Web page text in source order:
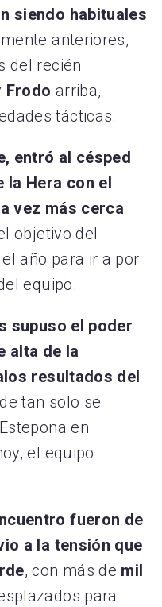
siendo habituales
anteriores,
del recién
Frodo arriba,
tácticas.
entró al césped
la Hera con el
vez más cerca
objetivo del
año para ir a por
equipo.
supuso el poder
alta de la
resultados del
tan solo se
en
el equipo
fueron de
a la tensión que
, con más de mil
para